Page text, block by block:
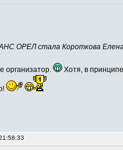
ОРЕЛ стала Короткова
организатор. Хотя, в